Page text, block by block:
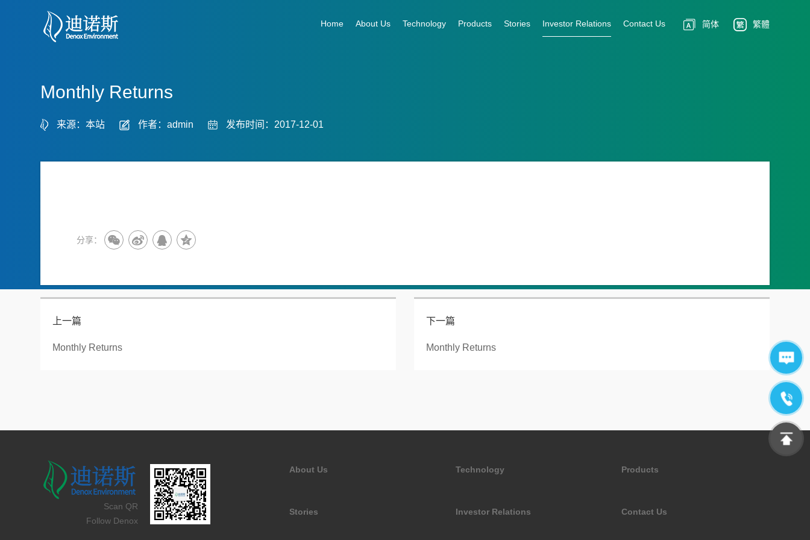
Home About Us Technology Products Stories Investor Relations Contact Us 简体 繁體
Monthly Returns
来源：本站 作者：admin 发布时间：2017-12-01
分享：
上一篇
Monthly Returns
下一篇
Monthly Returns
Scan QR
Follow Denox
About Us Technology Products
Stories Investor Relations Contact Us